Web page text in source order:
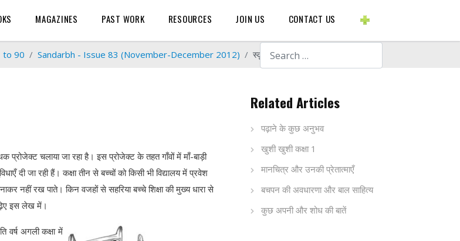
Search
MAGAZINES PAST WORK RESOURCES JOIN US CONTACT US
to 90 Sandarbh - Issue 83 (November-December 2012) स्कूल से जुड़े हुए बच्चे
Related Articles
पढ़ाने के कुछ अनुभव
खुशी खुशी कक्षा 1
मानचित्र और उनकी प्रेतात्माएँ
बचपन की अवधारणा और बाल साहित्य
कुछ अपनी और शोध की बातें
प्रोजेक्ट चलाया जा रहा है। इस प्रोजेक्ट के तहत गाँवों में माँ-बाड़ी
दी जा रही हैं। कक्षा तीन से बच्चों को किसी भी विद्यालय में प्रवेश
नहीं रख पाते। किन वजहों से सहरिया बच्चे शिक्षा की मुख्य धारा से
इस लेख में।
वर्ष अगली कक्षा में